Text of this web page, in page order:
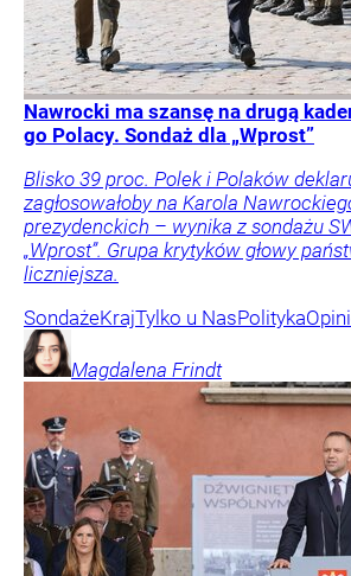
Nawrocki ma szansę na drugą
go Polacy. Sondaż dla „Wprost”
Blisko 39 proc. Polek i Polaków
zagłosowałoby na Karola
prezydenckich – wynika z sondażu
„Wprost”. Grupa krytyków głowy
liczniejsza.
SondażeKrajTylko u NasPolityka
Magdalena Frindt